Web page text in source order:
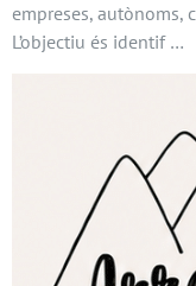
empreses, autònoms,
L’objectiu és identif …